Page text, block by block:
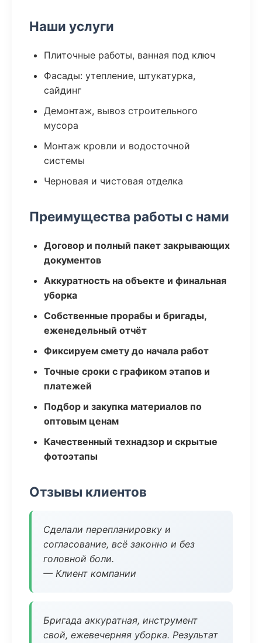
Наши услуги
Плиточные работы, ванная под ключ
Фасады: утепление, штукатурка,
сайдинг
Демонтаж, вывоз строительного
мусора
Монтаж кровли и водосточной
системы
Черновая и чистовая отделка
Преимущества работы с нами
Договор и полный пакет закрывающих
документов
Аккуратность на объекте и финальная
уборка
Собственные прорабы и бригады,
еженедельный отчёт
Фиксируем смету до начала работ
Точные сроки с графиком этапов и
платежей
Подбор и закупка материалов по
оптовым ценам
Качественный технадзор и скрытые
фотоэтапы
Отзывы клиентов
Сделали перепланировку и
согласование, всё законно и без
головной боли.
— Клиент компании
Бригада аккуратная, инструмент
свой, ежевечерняя уборка. Результат